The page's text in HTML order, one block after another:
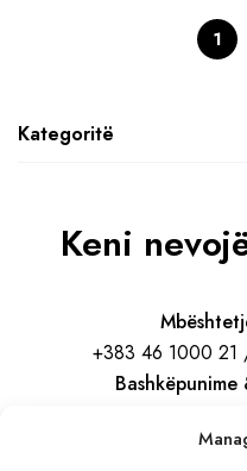
Kategoritë
1
Keni
+383 46 1000 21